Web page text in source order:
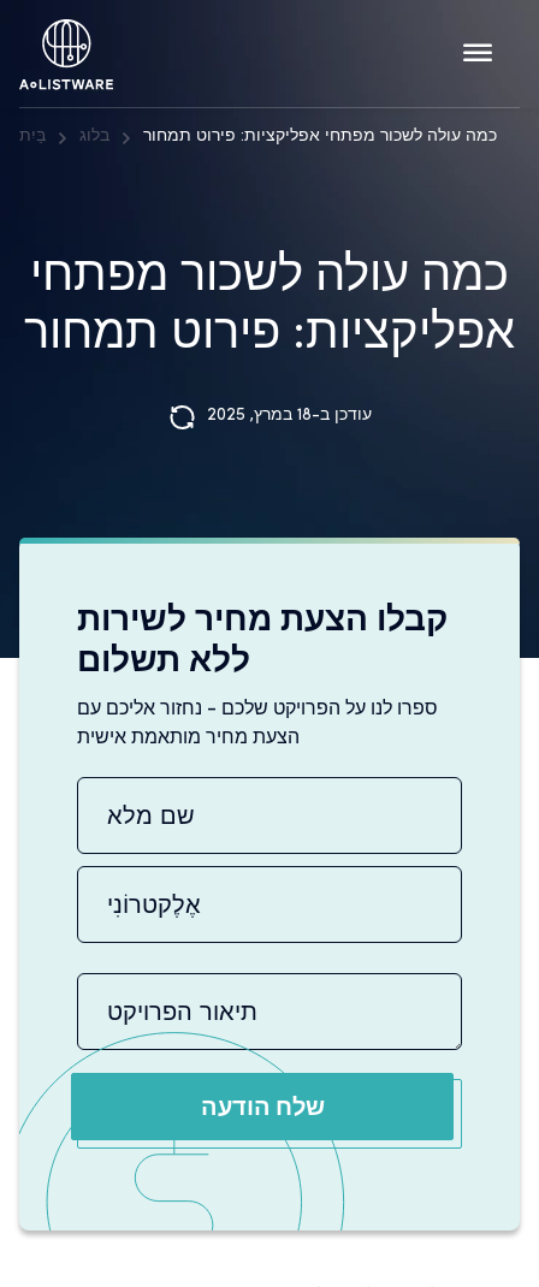
בַּיִת בלוג כמה עולה לשכור מפתחי אפליקציות: פירוט תמחור
כמה עולה לשכור מפתחי
אפליקציות: פירוט תמחור
עודכן ב-18 במרץ, 2025
קבלו הצעת מחיר לשירות
ללא תשלום
ספרו לנו על הפרויקט שלכם - נחזור אליכם עם
הצעת מחיר מותאמת אישית
שלח הודעה